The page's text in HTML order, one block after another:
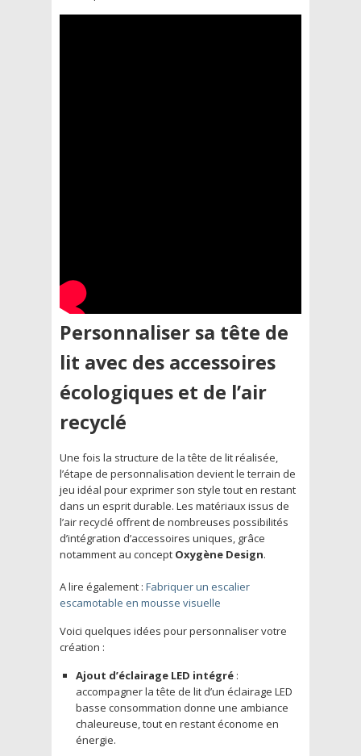
Personnaliser sa tête de
lit avec des accessoires
écologiques et de l’air
recyclé
Une fois la structure de la tête de lit réalisée,
l’étape de personnalisation devient le terrain de
jeu idéal pour exprimer son style tout en restant
dans un esprit durable. Les matériaux issus de
l’air recyclé offrent de nombreuses possibilités
d’intégration d’accessoires uniques, grâce
notamment au concept Oxygène Design.
A lire également : Fabriquer un escalier
escamotable en mousse visuelle
Voici quelques idées pour personnaliser votre
création :
Ajout d’éclairage LED intégré :
accompagner la tête de lit d’un éclairage LED
basse consommation donne une ambiance
chaleureuse, tout en restant économe en
énergie.